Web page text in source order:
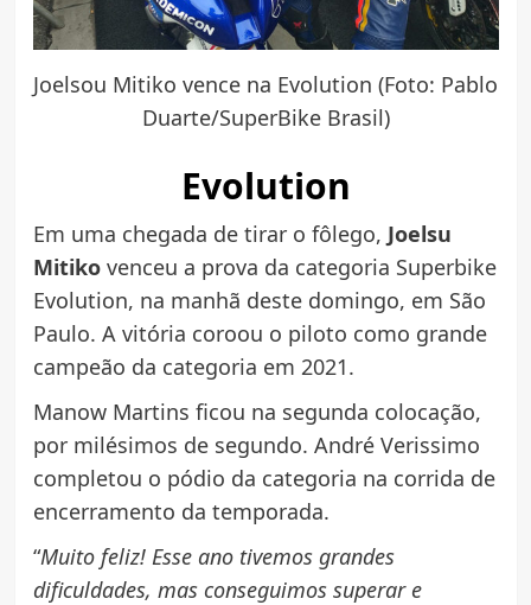
Joelsou Mitiko vence na Evolution (Foto: Pablo
Duarte/SuperBike Brasil)
Evolution
Em uma chegada de tirar o fôlego, Joelsu
Mitikovenceu a prova da categoria Superbike
Evolution, na manhã deste domingo, em São
Paulo. A vitória coroou o piloto como grande
campeão da categoria em 2021.
Manow Martins ficou na segunda colocação,
por milésimos de segundo. André Verissimo
completou o pódio da categoria na corrida de
encerramento da temporada.
“Muito feliz! Esse ano tivemos grandes
dificuldades, mas conseguimos superar e